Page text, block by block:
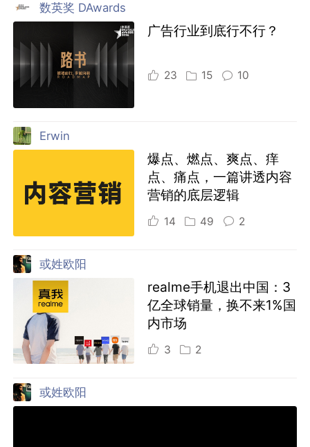
数英奖 DAwards
广告行业到底行不行？
23 15 10
Erwin
爆点、燃点、爽点、痒
点、痛点，一篇讲透内容
营销的底层逻辑
14 49 2
或姓欧阳
realme手机退出中国：3
亿全球销量，换不来1%国
内市场
3 2
或姓欧阳